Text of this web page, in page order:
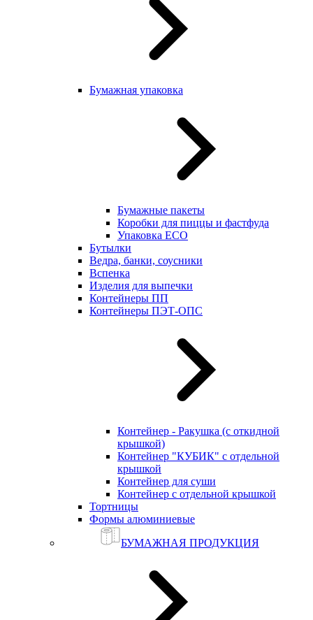
Бумажная упаковка
Бумажные пакеты
Коробки для пиццы и фастфуда
Упаковка ECO
Бутылки
Ведра, банки, соусники
Вспенка
Изделия для выпечки
Контейнеры ПП
Контейнеры ПЭТ-ОПС
Контейнер - Ракушка (с откидной
крышкой)
Контейнер "КУБИК" с отдельной
крышкой
Контейнер для суши
Контейнер с отдельной крышкой
Тортницы
Формы алюминиевые
БУМАЖНАЯ ПРОДУКЦИЯ